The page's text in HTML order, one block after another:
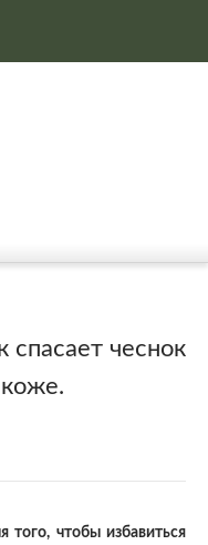
чеснок
того, чтобы избавиться